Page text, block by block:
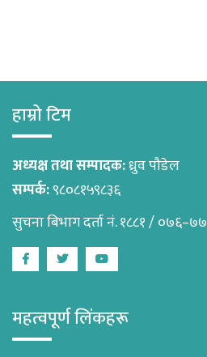
हाम्रो टिम
अध्यक्ष तथा सम्पादक:ध्रुव पौडेल
सम्पर्क:९८०८१५९८३६
सुचना बिभाग दर्ता नं. १८८१ / ०७६–७७
FacebookTwitterYoutube
महत्वपूर्ण लिंकहरू